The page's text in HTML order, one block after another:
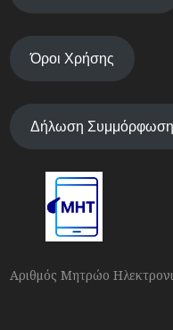
Όροι Χρήσης
Δήλωση
Αριθμός Μητρώο